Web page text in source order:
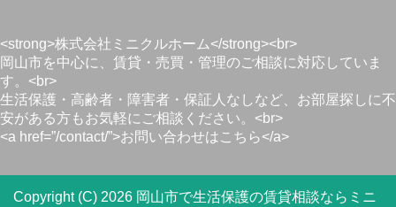
<strong>株式会社ミニクルホーム</strong><br>
岡山市を中心に、賃貸・売買・管理のご相談に対応していま
す。<br>
生活保護・高齢者・障害者・保証人なしなど、お部屋探しに不
安がある方もお気軽にご相談ください。<br>
<a href=”/contact/”>お問い合わせはこちら</a>
Copyright (C) 2026 岡山市で生活保護の賃貸相談ならミニ